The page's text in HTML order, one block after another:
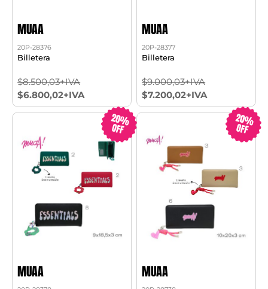
MUAA
20P-28376
Billetera
$8.500,03+IVA
$6.800,02+IVA
MUAA
20P-28377
Billetera
$9.000,03+IVA
$7.200,02+IVA
20%
OFF
MUAA
20%
OFF
MUAA